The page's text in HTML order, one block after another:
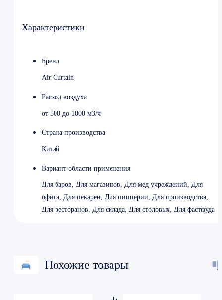
Характеристики
Бренд
Air Curtain
Расход воздуха
от 500 до 1000 м3/ч
Страна производства
Китай
Вариант области применения
Для баров, Для магазинов, Для мед учреждений, Для
офиса, Для пекарен, Для пиццерии, Для производства,
Для ресторанов, Для склада, Для столовых, Для фастфуда
Похожие товары